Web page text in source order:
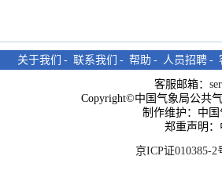
关于我们 - 联系我们 - 帮助 - 人员招聘 -
客服邮箱：
Copyright©中国气象局公共
制作维护：中
郑重声明
京ICP证010385-2